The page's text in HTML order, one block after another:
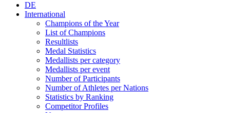
DE
International
Champions of the Year
List of Champions
Resultlists
Medal Statistics
Medallists per category
Medallists per event
Number of Participants
Number of Athletes per Nations
Statistics by Ranking
Competitor Profiles